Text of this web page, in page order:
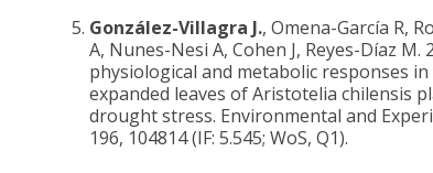
González-Villagra J., Omena-García R,
A, Nunes-Nesi A, Cohen J, Reyes-Díaz M.
physiological and metabolic responses
expanded leaves of Aristotelia chilensis
drought stress. Environmental and
196, 104814 (IF: 5.545; WoS, Q1).